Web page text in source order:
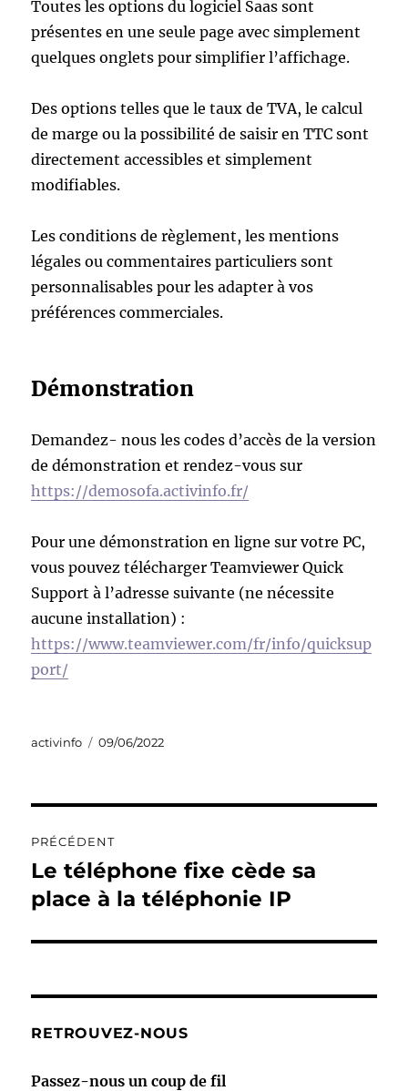
Toutes les options du logiciel Saas sont
présentes en une seule page avec simplement
quelques onglets pour simplifier l’affichage.
Des options telles que le taux de TVA, le calcul
de marge ou la possibilité de saisir en TTC sont
directement accessibles et simplement
modifiables.
Les conditions de règlement, les mentions
légales ou commentaires particuliers sont
personnalisables pour les adapter à vos
préférences commerciales.
Démonstration
Demandez- nous les codes d’accès de la version
de démonstration et rendez-vous sur
https://demosofa.activinfo.fr/
Pour une démonstration en ligne sur votre PC,
vous pouvez télécharger Teamviewer Quick
Support à l’adresse suivante (ne nécessite
aucune installation) :
https://www.teamviewer.com/fr/info/quicksup
port/
Auteur
activinfo
Publié
09/06/2022
de
l’article
PRÉCÉDENT
Publication
précédente :
Le téléphone fixe cède sa
place à la téléphonie IP
RETROUVEZ-NOUS
Passez-nous un coup de fil